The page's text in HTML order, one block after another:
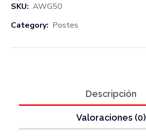
SKU: AWG50
Category: Postes
Descripción
Valoraciones (0)